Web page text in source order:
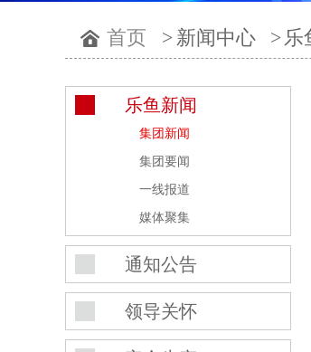
首页 > 新闻中心 > 乐
乐鱼新闻
集团新闻
集团要闻
一线报道
媒体聚集
通知公告
领导关怀